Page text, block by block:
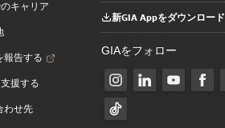
キャリア
報告する
援する
わせ先
新GIA Appをダウンロード
GIAをフォロー